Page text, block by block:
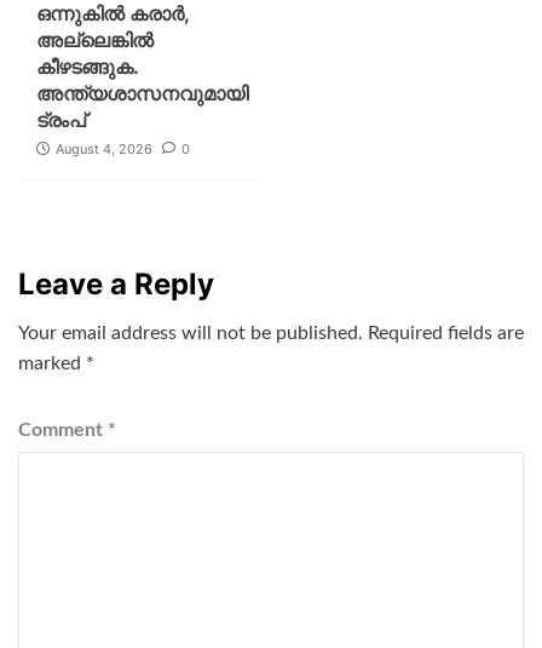
ഒന്നുകില്‍ കരാര്‍,
അല്ലെങ്കില്‍
കീഴടങ്ങുക.
അന്ത്യശാസനവുമായി
ട്രംപ്
August 4, 2026 0
Leave a Reply
Your email address will not be published. Required fields are
marked *
Comment *